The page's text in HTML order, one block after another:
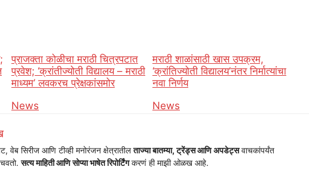
प्राजक्ता कोळीचा मराठी चित्रपटात
प्रवेश; ‘क्रांतीज्योती विद्यालय – मराठी
माध्यम’ लवकरच प्रेक्षकांसमोर
In relation to
News
मराठी शाळांसाठी खास उपक्रम,
‘क्रांतिज्योती विद्यालय’नंतर निर्मात्यांचा
नवा निर्णय
In relation to
News
वेब सिरीज आणि टीव्ही मनोरंजन क्षेत्रातीलताज्या बातम्या, ट्रेंड्स आणि अपडेट्सवाचकांपर्यंत
सत्य माहिती आणि सोप्या भाषेत रिपोर्टिंगकरणं ही माझी ओळख आहे.